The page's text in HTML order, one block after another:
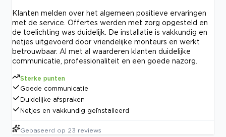
Klanten melden over het algemeen positieve ervaringen
met de service. Offertes werden met zorg opgesteld en
de toelichting was duidelijk. De installatie is vakkundig en
netjes uitgevoerd door vriendelijke monteurs en werkt
betrouwbaar. Al met al waarderen klanten duidelijke
communicatie, professionaliteit en een goede nazorg.
Sterke punten
Goede communicatie
Duidelijke afspraken
Netjes en vakkundig geïnstalleerd
Gebaseerd op 23 reviews